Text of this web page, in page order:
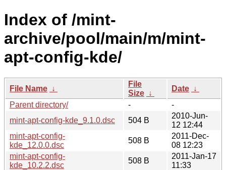
Index of /mint-
archive/pool/main/m/mint-
apt-config-kde/
File Name ↓
File
Size ↓
Date ↓
Parent directory/
-
-
mint-apt-config-kde_9.1.0.dsc
504 B
2010-Jun-
12 12:44
mint-apt-config-
kde_12.0.0.dsc
508 B
2011-Dec-
08 12:23
mint-apt-config-
kde_10.2.2.dsc
508 B
2011-Jan-17
11:33